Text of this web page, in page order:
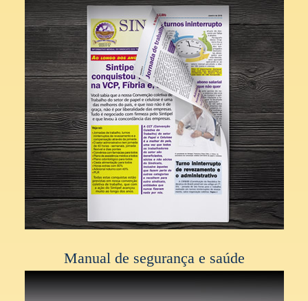
Manual de segurança e saúde